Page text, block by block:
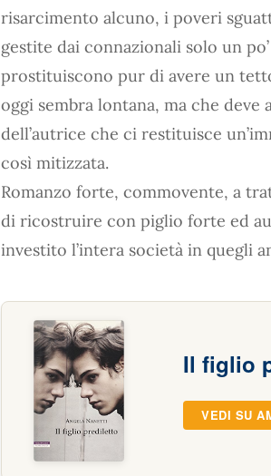
risarcimento alcuno, i poveri
gestite dai connazionali solo un
prostituiscono pur di avere un
oggi sembra lontana, ma che
dell’autrice che ci restituisce
così mitizzata.
Romanzo forte, commovente, a
di ricostruire con piglio forte ed
investito l’intera società in quegli
Il figlio
VEDI SU